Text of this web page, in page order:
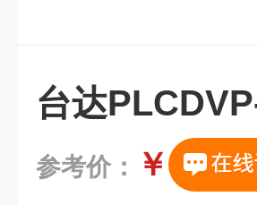
台达
参考价： ￥